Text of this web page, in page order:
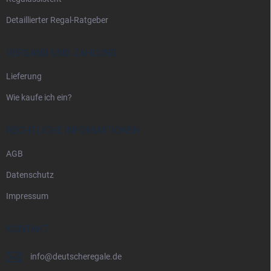
Detaillierter Regal-Ratgeber
VERSAND UND ZAHLUNG
Lieferung
Wie kaufe ich ein?
RECHTLICHE INFORMATIONEN
AGB
Datenschutz
Impressum
KONTAKT
info@deutscheregale.de